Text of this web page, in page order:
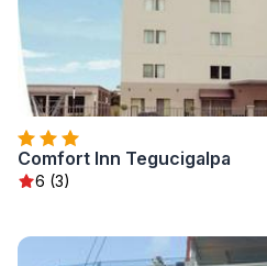
Comfort Inn Tegucigalpa
6 (3)